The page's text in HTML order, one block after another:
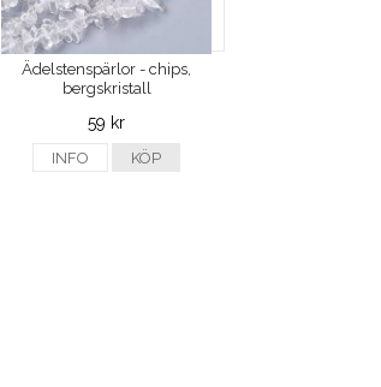
Ädelstenspärlor - chips,
bergskristall
59 kr
INFO KÖP